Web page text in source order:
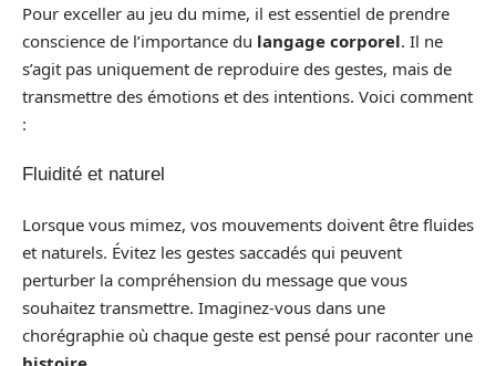
Pour exceller au jeu du mime, il est essentiel de prendre
conscience de l’importance du langage corporel. Il ne
s’agit pas uniquement de reproduire des gestes, mais de
transmettre des émotions et des intentions. Voici comment
:
Fluidité et naturel
Lorsque vous mimez, vos mouvements doivent être fluides
et naturels. Évitez les gestes saccadés qui peuvent
perturber la compréhension du message que vous
souhaitez transmettre. Imaginez-vous dans une
chorégraphie où chaque geste est pensé pour raconter une